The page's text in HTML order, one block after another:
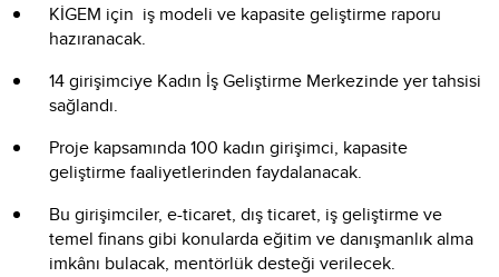
KİGEM için iş modeli ve kapasite geliştirme raporu
hazıranacak.
14 girişimciye Kadın İş Geliştirme Merkezinde yer tahsisi
sağlandı.
Proje kapsamında 100 kadın girişimci, kapasite
geliştirme faaliyetlerinden faydalanacak.
Bu girişimciler, e-ticaret, dış ticaret, iş geliştirme ve
temel finans gibi konularda eğitim ve danışmanlık alma
imkânı bulacak, mentörlük desteği verilecek.